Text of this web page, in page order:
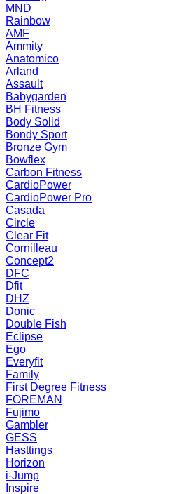
MND
Rainbow
AMF
Ammity
Anatomico
Arland
Assault
Babygarden
BH Fitness
Body Solid
Bondy Sport
Bronze Gym
Bowflex
Carbon Fitness
CardioPower
CardioPower Pro
Casada
Circle
Clear Fit
Cornilleau
Concept2
DFC
Dfit
DHZ
Donic
Double Fish
Eclipse
Ego
Everyfit
Family
First Degree Fitness
FOREMAN
Fujimo
Gambler
GESS
Hasttings
Horizon
i-Jump
Inspire